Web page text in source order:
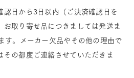
認日から3日以内（ご決済確認日を
お取り寄せ品につきましては発送ま
す。メーカー欠品やその他の理由で
その都度ご連絡させていただきま